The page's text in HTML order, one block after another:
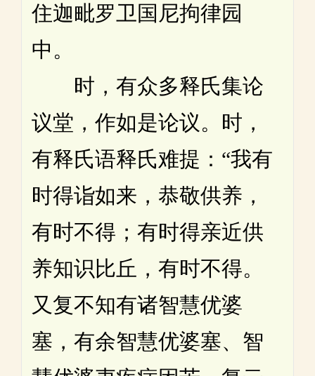
住迦毗罗卫国尼拘律园
中。
时，有众多释氏集论
议堂，作如是论议。时，
有释氏语释氏难提：“我有
时得诣如来，恭敬供养，
有时不得；有时得亲近供
养知识比丘，有时不得。
又复不知有诸智慧优婆
塞，有余智慧优婆塞、智